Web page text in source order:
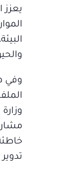
يعزز
وفي